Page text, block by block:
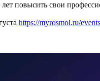
повысить свои
https://myrosmol.ru/